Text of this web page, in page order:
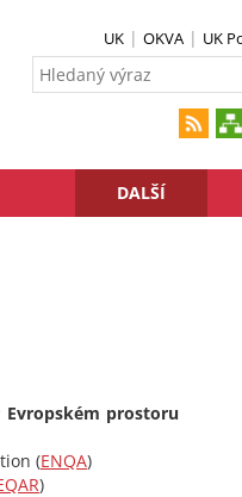
UK OKVA UK
DALŠÍ
prostoru
(ENQA)
)